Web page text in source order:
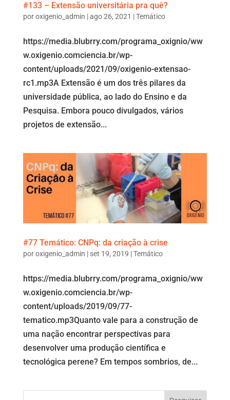
#133 – Extensão universitária pra quê?
poroxigenio_admin |ago 26, 2021 |Temático
https://media.blubrry.com/programa_oxignio/ww
w.oxigenio.comciencia.br/wp-
content/uploads/2021/09/oxigenio-extensao-
rc1.mp3A Extensão é um dos três pilares da
universidade pública, ao lado do Ensino e da
Pesquisa. Embora pouco divulgados, vários
projetos de extensão...
#77 Temático: CNPq: da criação à crise
poroxigenio_admin | set 19, 2019 |Temático
https://media.blubrry.com/programa_oxignio/ww
w.oxigenio.comciencia.br/wp-
content/uploads/2019/09/77-
tematico.mp3Quanto vale para a construção de
uma nação encontrar perspectivas para
desenvolver uma produção científica e
tecnológica perene? Em tempos sombrios, de...